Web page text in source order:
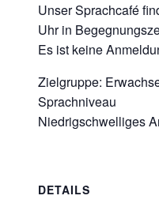
Unser Sprachcafé
Uhr in
Es ist keine
Zielgruppe:
Sprachniveau
Niedrigschwelliges
DETAILS